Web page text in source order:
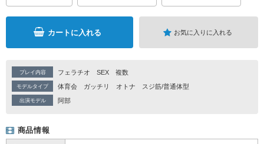
カートに入れる お気に入りに入れる
プレイ内容 フェラチオ SEX 複数
モデルタイプ 体育会 ガッチリ オトナ スジ筋/普通体型
出演モデル 阿部
商品情報